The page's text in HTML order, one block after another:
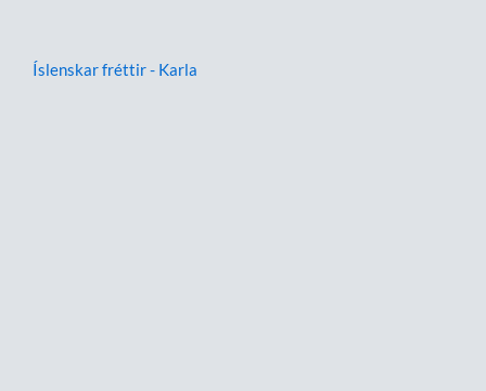
Íslenskar fréttir - Karla